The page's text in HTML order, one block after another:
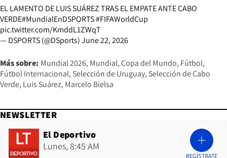
EL LAMENTO DE LUIS SUÁREZ TRAS EL EMPATE ANTE CABO
VERDE#MundialEnDSPORTS#FIFAWorldCup
pic.twitter.com/KmddL1ZWqT
— DSPORTS (@DSports)June 22, 2026
Más sobre: Mundial 2026 Mundial Copa del Mundo Fútbol
Fútbol Internacional Selección de Uruguay Selección de Cabo
Verde Luis Suárez Marcelo Bielsa
NEWSLETTER
El Deportivo
Lunes, 8:45 AM
REGÍSTRATE